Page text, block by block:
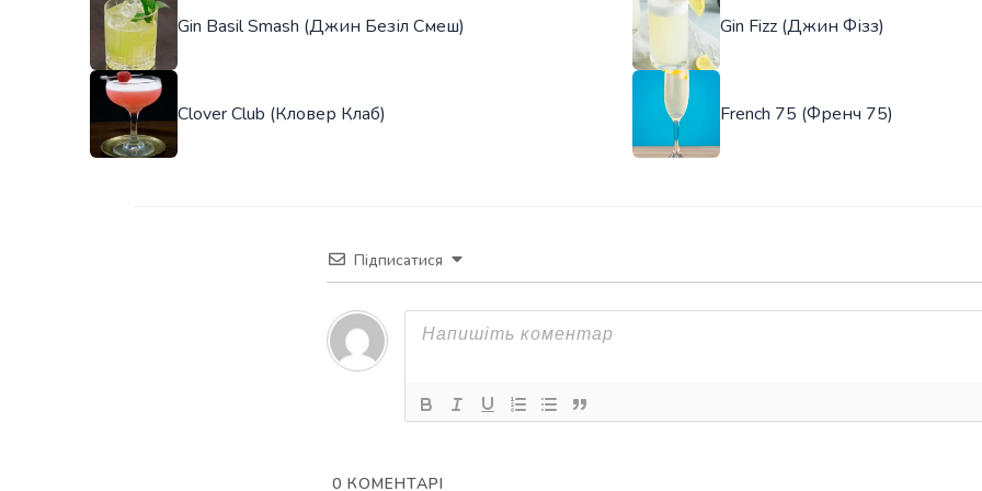
Gin Basil Smash (Джин Безіл Смеш) Gin Fizz (Джин Фізз)
Clover Club (Кловер Клаб) French 75 (Френч 75)
Підписатися
0 КОМЕНТАРІ